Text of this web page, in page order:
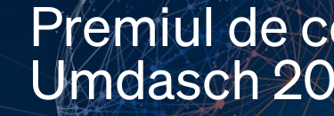
Premiul de
Umdasch